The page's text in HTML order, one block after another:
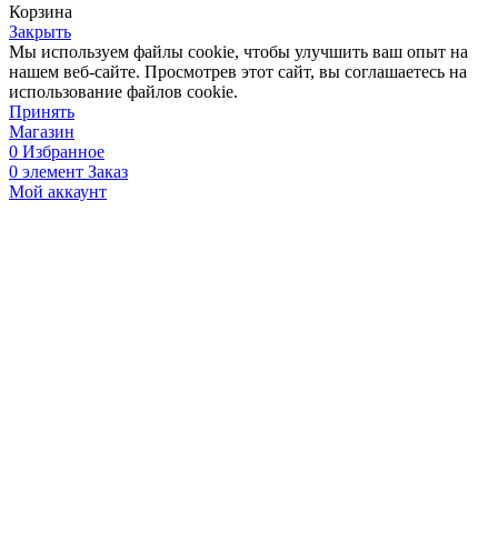
Корзина
Закрыть
Мы используем файлы cookie, чтобы улучшить ваш опыт на
нашем веб-сайте. Просмотрев этот сайт, вы соглашаетесь на
использование файлов cookie.
Принять
Магазин
0 Избранное
0 элемент Заказ
Мой аккаунт